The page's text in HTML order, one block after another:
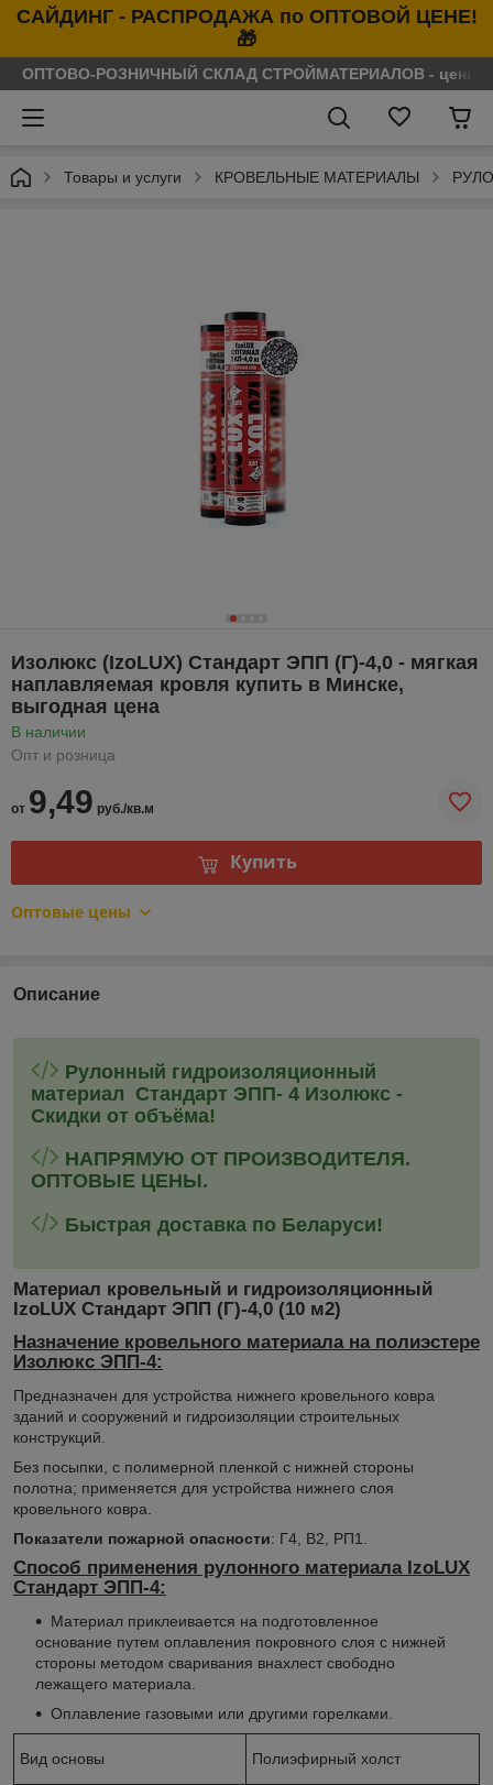
САЙДИНГ - РАСПРОДАЖА по ОПТОВОЙ ЦЕНЕ!
🎁
ОПТОВО-РОЗНИЧНЫЙ СКЛАД СТРОЙМАТЕРИАЛОВ - цены
Товары и услуги КРОВЕЛЬНЫЕ МАТЕРИАЛЫ
Изолюкс (IzoLUX) Стандарт ЭПП (Г)-4,0 - мягкая
наплавляемая кровля купить в Минске,
выгодная цена
В наличии
Опт и розница
от 9,49 руб./кв.м
Купить
Оптовые цены
Описание
Рулонный гидроизоляционный
материал Стандарт ЭПП- 4 Изолюкс -
Скидки от объёма!
НАПРЯМУЮ ОТ ПРОИЗВОДИТЕЛЯ.
ОПТОВЫЕ ЦЕНЫ.
Быстрая доставка по Беларуси!
Материал кровельный и гидроизоляционный
IzoLUX Стандарт ЭПП (Г)-4,0 (10 м2)
Назначение кровельного материала на полиэстере
Изолюкс ЭПП-4:
Предназначен для устройства нижнего кровельного ковра
зданий и сооружений и гидроизоляции строительных
конструкций.
Без посыпки, с полимерной пленкой с нижней стороны
полотна; применяется для устройства нижнего слоя
кровельного ковра.
Показатели пожарной опасности: Г4, В2, РП1.
Способ применения рулонного материала IzoLUX
Стандарт ЭПП-4:
Материал приклеивается на подготовленное
основание путем оплавления покровного слоя с нижней
стороны методом сваривания внахлест свободно
лежащего материала.
Оплавление газовыми или другими горелками.
Вид основы Полиэфирный холст